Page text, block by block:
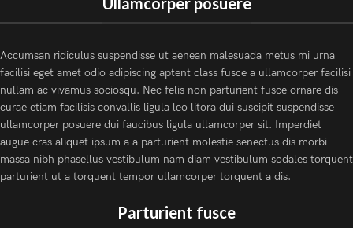
Accumsan ridiculus suspendisse ut aenean malesuada metus mi urna
facilisi eget amet odio adipiscing aptent class fusce a ullamcorper facilisi
nullam ac vivamus sociosqu. Nec felis non parturient fusce ornare dis
curae etiam facilisis convallis ligula leo litora dui suscipit suspendisse
ullamcorper posuere dui faucibus ligula ullamcorper sit. Imperdiet
augue cras aliquet ipsum a a parturient molestie senectus dis morbi
massa nibh phasellus vestibulum nam diam vestibulum sodales torquent
parturient ut a torquent tempor ullamcorper torquent a dis.
Parturient fusce